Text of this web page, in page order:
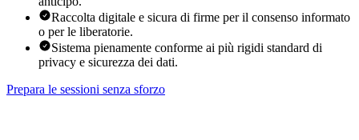
Raccolta digitale e sicura di firme per il consenso informato
o per le liberatorie.
Sistema pienamente conforme ai più rigidi standard di
privacy e sicurezza dei dati.
Prepara le sessioni senza sforzo